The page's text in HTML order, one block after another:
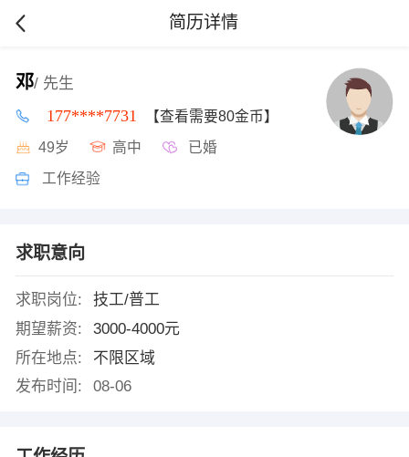
简历详情
邓/ 先生
177****7731 【查看需要80金币】
49岁 高中 已婚
工作经验
求职意向
求职岗位:
技工/普工
期望薪资:
3000-4000元
所在地点:
不限区域
发布时间:
08-06